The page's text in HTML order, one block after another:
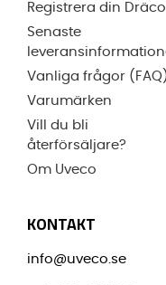
Registrera din Dräco
Senaste
Vanliga frågor
Varumärken
Vill du bli
återförsäljare?
Om Uveco
KONTAKT
info@uveco.se